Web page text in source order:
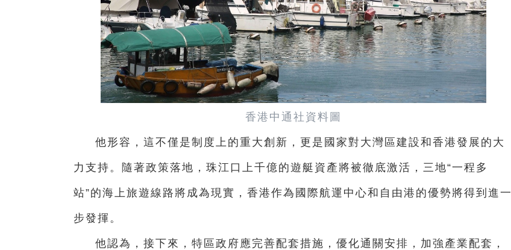
香港中通社資料圖
他形容，這不僅是制度上的重大創新，更是國家對大灣區建設和香港發展的大
力支持。隨著政策落地，珠江口上千億的遊艇資產將被徹底激活，三地“一程多
站”的海上旅遊線路將成為現實，香港作為國際航運中心和自由港的優勢將得到進一
步發揮。
他認為，接下來，特區政府應完善配套措施，優化通關安排，加強產業配套，